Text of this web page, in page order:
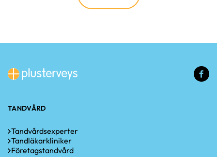
TANDVÅRD
Tandvårdsexperter
Tandläkarkliniker
Företagstandvård